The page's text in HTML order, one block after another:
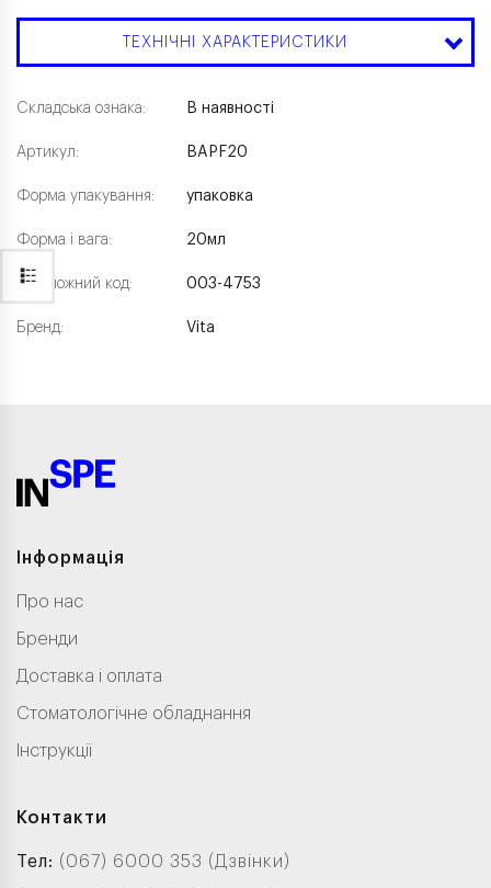
ТЕХНІЧНІ ХАРАКТЕРИСТИКИ
Складська ознака:
Артикул:
Форма упакування:
Форма і вага:
Каталожний код:
Бренд:
В наявності
BAPF20
упаковка
20мл
003-4753
Vita
Інформація
Про нас
Бренди
Доставка і оплата
Стоматологічне обладнання
Інструкції
Контакти
Тел: (067) 6000 353 (Дзвінки)